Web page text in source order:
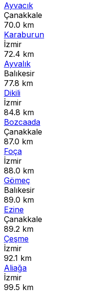
Ayvacık
Çanakkale
70.0 km
Karaburun
İzmir
72.4 km
Ayvalık
Balıkesir
77.8 km
Dikili
İzmir
84.8 km
Bozcaada
Çanakkale
87.0 km
Foça
İzmir
88.0 km
Gömeç
Balıkesir
89.0 km
Ezine
Çanakkale
89.2 km
Çeşme
İzmir
92.1 km
Aliağa
İzmir
99.5 km